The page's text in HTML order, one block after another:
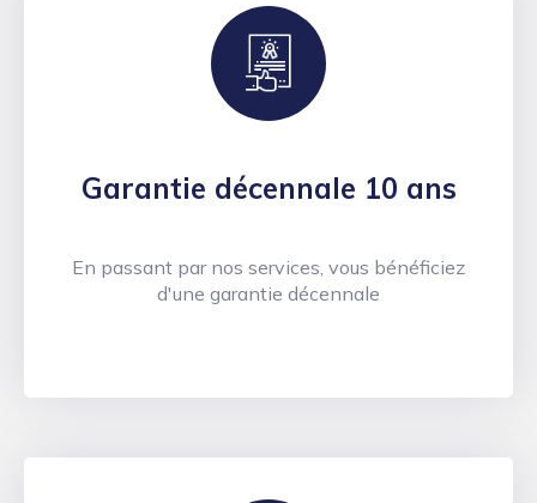
Garantie décennale 10 ans
En passant par nos services, vous bénéficiez
d'une garantie décennale